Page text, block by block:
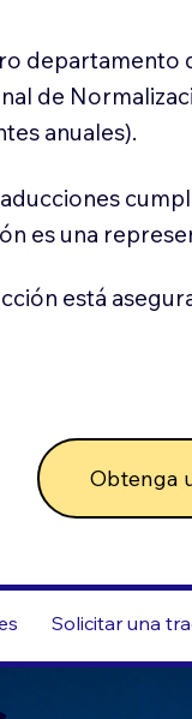
departamento
de
anuales).
es una
está
Obtenga
Solicitar una